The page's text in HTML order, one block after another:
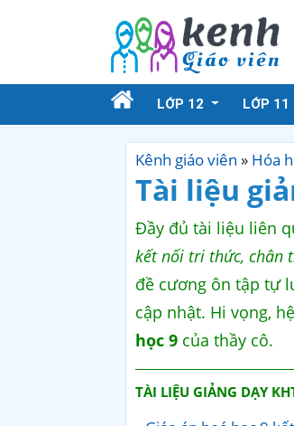
LỚP 12 LỚP 11
Kênh giáo viên » Hóa
Tài liệu
Đầy đủ tài liệu liên
kết nối tri thức, chân
đề cương ôn tập tự
cập nhật. Hi vọng,
học 9của thầy cô.
TÀI LIỆU GIẢNG DẠY